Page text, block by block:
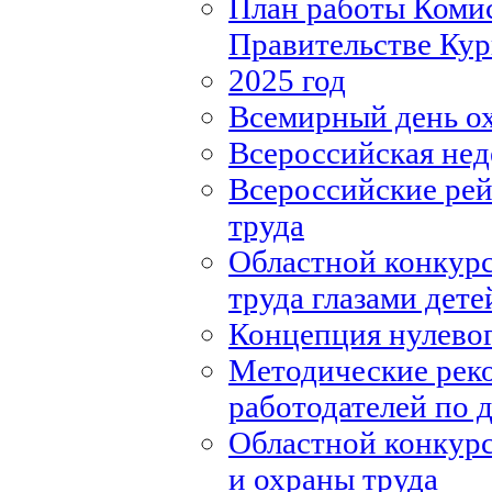
План работы
Правительстве
2025 год
Всемирный день
Всероссийская
Всероссийские
труда
Областной
труда глазами
Концепция
Методические
работодателей по
Областной
и охраны труда